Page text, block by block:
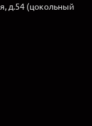
д.54 (цокольный